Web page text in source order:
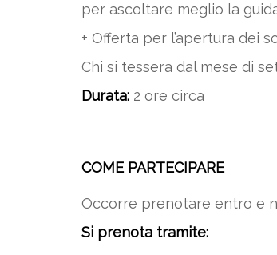
per ascoltare meglio la
+ Offerta per l’apertura dei
Chi si tessera dal mese di
Durata: 2 ore circa
COME PARTECIPARE
Occorre prenotare entro e
Si prenota tramite: